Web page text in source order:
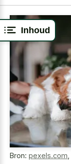
Inhoud
Bron: pexels.com